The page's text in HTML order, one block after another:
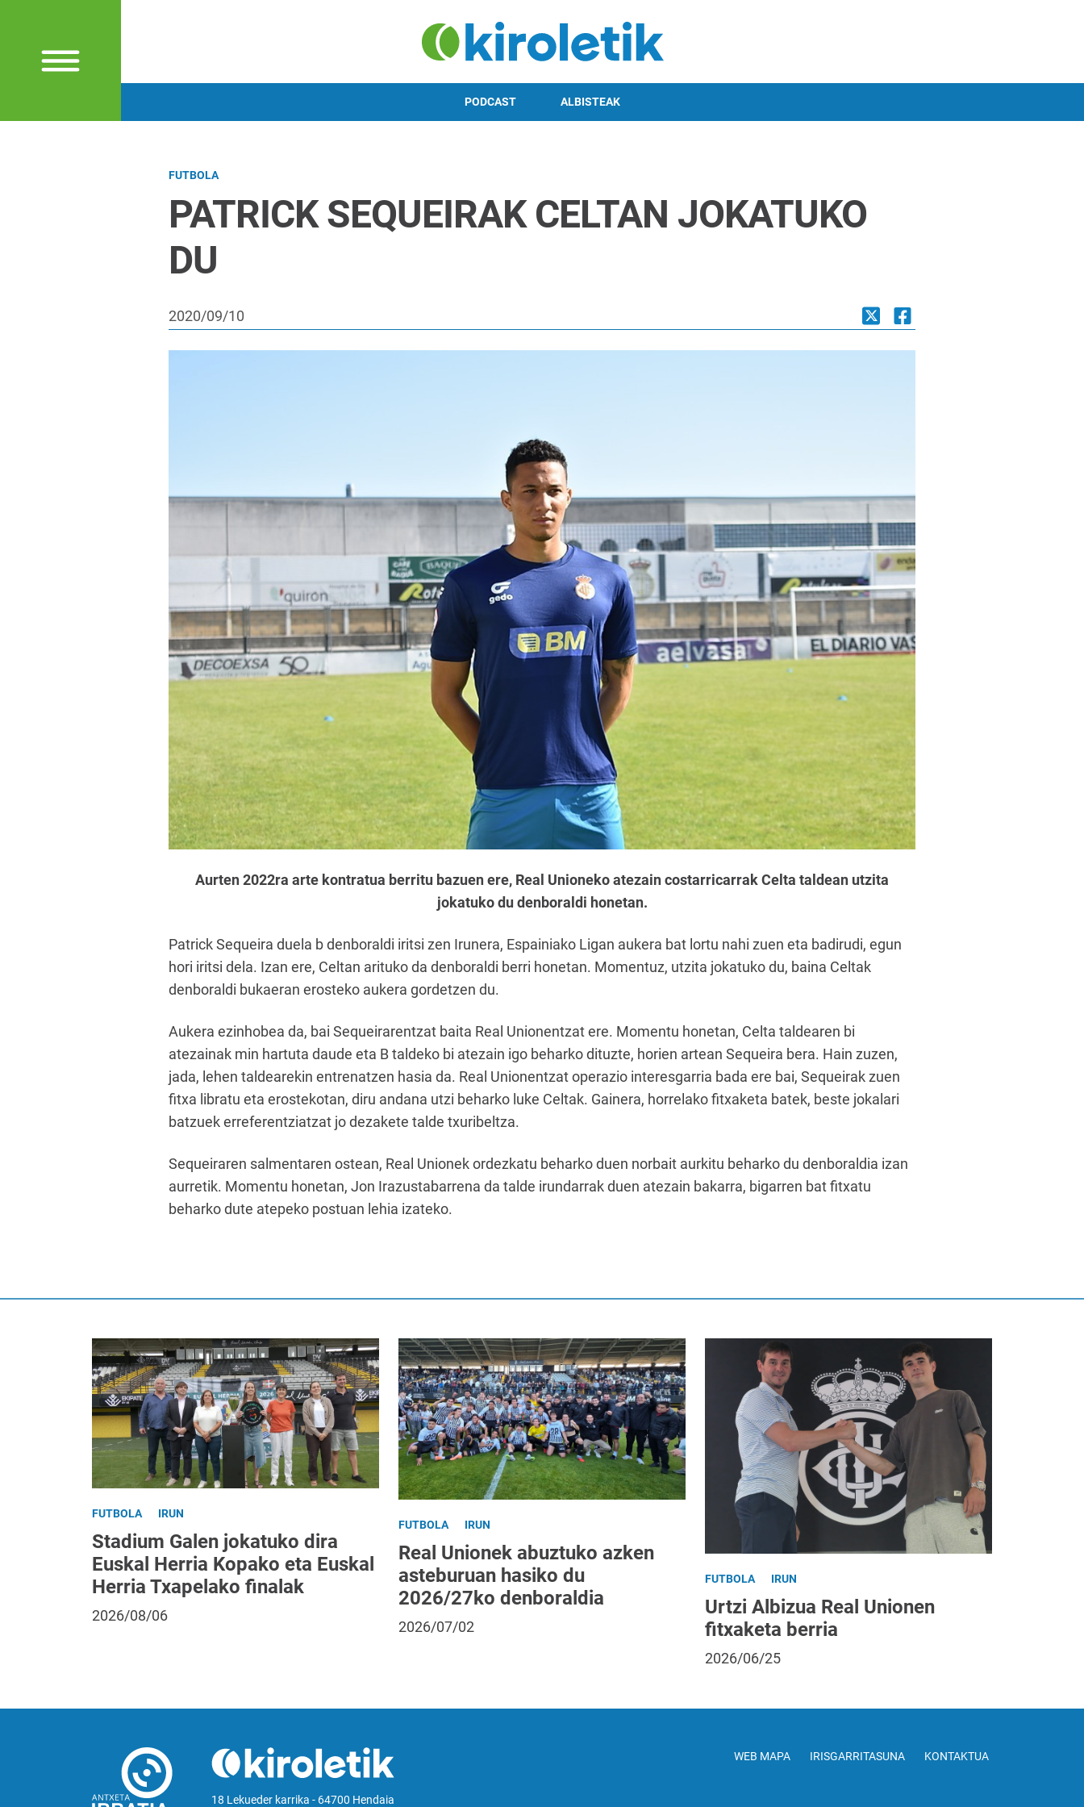
PODCAST ALBISTEAK
FUTBOLA
PATRICK SEQUEIRAK CELTAN JOKATUKO
DU
2020/09/10
Aurten 2022ra arte kontratua berritu bazuen ere, Real Unioneko atezain costarricarrak Celta taldean utzita
jokatuko du denboraldi honetan.
Patrick Sequeira duela b denboraldi iritsi zen Irunera, Espainiako Ligan aukera bat lortu nahi zuen eta badirudi, egun
hori iritsi dela. Izan ere, Celtan arituko da denboraldi berri honetan. Momentuz, utzita jokatuko du, baina Celtak
denboraldi bukaeran erosteko aukera gordetzen du.
Aukera ezinhobea da, bai Sequeirarentzat baita Real Unionentzat ere. Momentu honetan, Celta taldearen bi
atezainak min hartuta daude eta B taldeko bi atezain igo beharko dituzte, horien artean Sequeira bera. Hain zuzen,
jada, lehen taldearekin entrenatzen hasia da. Real Unionentzat operazio interesgarria bada ere bai, Sequeirak zuen
fitxa libratu eta erostekotan, diru andana utzi beharko luke Celtak. Gainera, horrelako fitxaketa batek, beste jokalari
batzuek erreferentziatzat jo dezakete talde txuribeltza.
Sequeiraren salmentaren ostean, Real Unionek ordezkatu beharko duen norbait aurkitu beharko du denboraldia izan
aurretik. Momentu honetan, Jon Irazustabarrena da talde irundarrak duen atezain bakarra, bigarren bat fitxatu
beharko dute atepeko postuan lehia izateko.
FUTBOLA IRUN
Stadium Galen jokatuko dira
Euskal Herria Kopako eta Euskal
Herria Txapelako finalak
2026/08/06
FUTBOLA IRUN
Real Unionek abuztuko azken
asteburuan hasiko du
2026/27ko denboraldia
2026/07/02
FUTBOLA IRUN
Urtzi Albizua Real Unionen
fitxaketa berria
2026/06/25
18 Lekueder karrika - 64700 Hendaia
WEB MAPA IRISGARRITASUNA KONTAKTUA